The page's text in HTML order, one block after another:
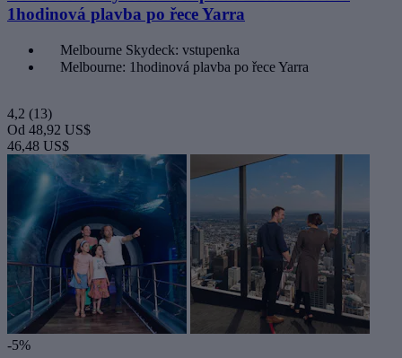
1hodinová plavba po řece Yarra
Melbourne Skydeck: vstupenka
Melbourne: 1hodinová plavba po řece Yarra
4,2 (13)
Od 48,92 US$
46,48 US$
-5%